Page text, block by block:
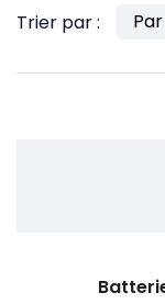
Trier par :